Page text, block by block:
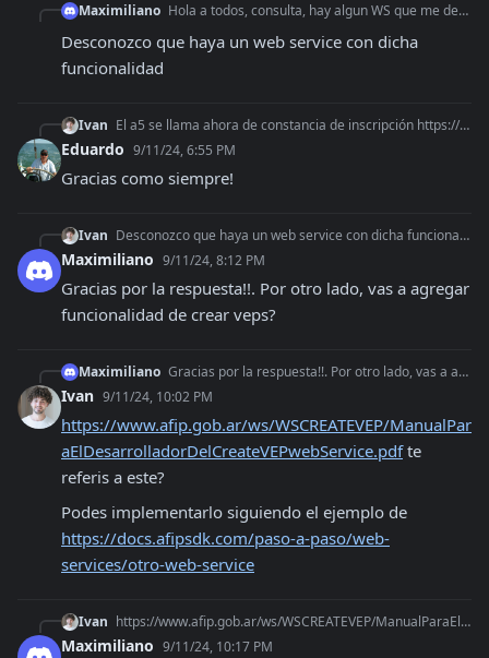
Maximiliano Hola a todos, consulta, hay algun WS que me devuelva los representados de un CUIT?
Desconozco que haya un web service con dicha
funcionalidad
Ivan El a5 se llama ahora de constancia de inscripción https://docs.afipsdk.com/paso-a-paso/web-services/padron-de-constancia-de-inscripcion
Eduardo 9/11/24, 6:55 PM
Gracias como siempre!
Ivan Desconozco que haya un web service con dicha funcionalidad
Maximiliano 9/11/24, 8:12 PM
Gracias por la respuesta!!. Por otro lado, vas a agregar
funcionalidad de crear veps?
Maximiliano Gracias por la respuesta!!. Por otro lado, vas a agregar funcionalidad de crear veps?
Ivan 9/11/24, 10:02 PM
https://www.afip.gob.ar/ws/WSCREATEVEP/ManualPar
aElDesarrolladorDelCreateVEPwebService.pdf te
referis a este?
https://docs.afipsdk.com/paso-a-paso/web-
services/otro-web-service
Ivan https://www.afip.gob.ar/ws/WSCREATEVEP/ManualParaElDesarrolladorDelCreateVEPwebService.pdf te referis a este? Podes implementarlo siguiendo el ejemplo de htt
Maximiliano 9/11/24, 10:17 PM